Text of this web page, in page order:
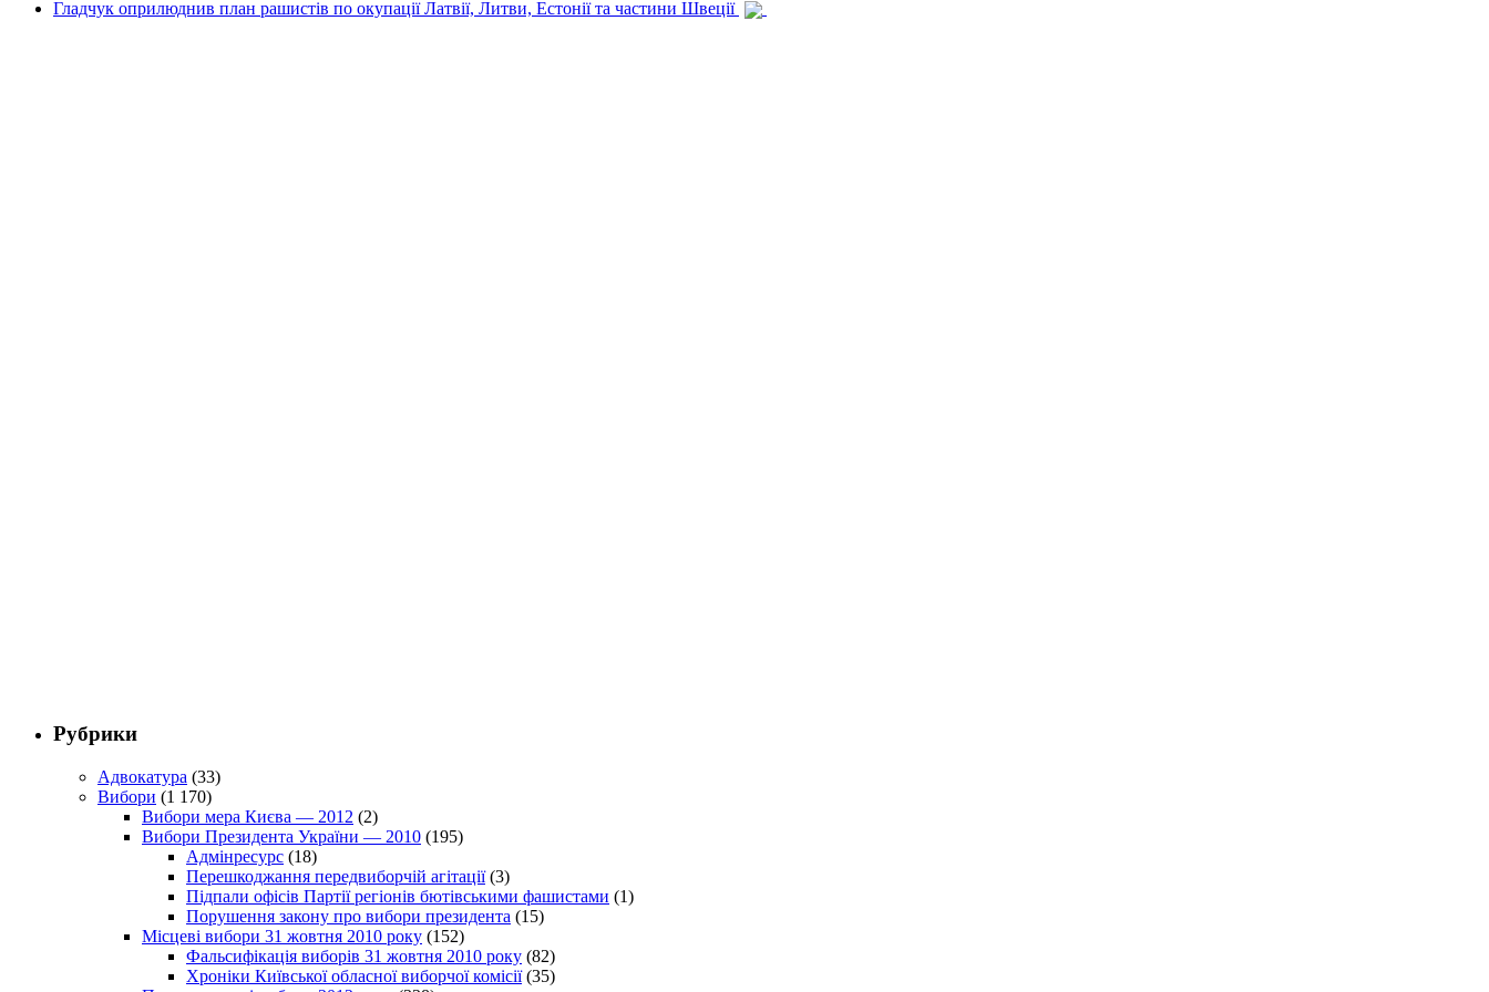
Гладчук оприлюднив план рашистів по окупації Латвії, Литви, Естонії та частини Швеції
Рубрики
Адвокатура (33)
Вибори (1 170)
Вибори мера Києва — 2012 (2)
Вибори Президента України — 2010 (195)
Адмінресурс (18)
Перешкоджання передвиборчій агітації(3)
Підпали офісів Партії регіонів бютівськими фашистами (1)
Порушення закону про вибори президента (15)
Місцеві вибори 31 жовтня 2010 року (152)
Фальсифікація виборів 31 жовтня 2010 року (82)
Хроніки Київської обласної виборчої комісії(35)